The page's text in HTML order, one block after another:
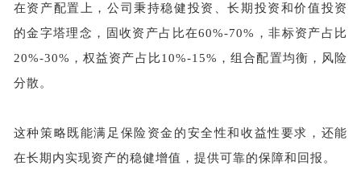
在资产配置上，公司秉持稳健投资、长期投资和价值投资
的金字塔理念，
固收资产占比在60%-70%，非标资产占比
20%-30%，权益资产占比10%-15%，组合配置均衡，风险
分散。
这种策略既能满足保险资金的安全性和收益性要求，还能
在长期内实现资产的稳健增值，提供可靠的保障和回报。